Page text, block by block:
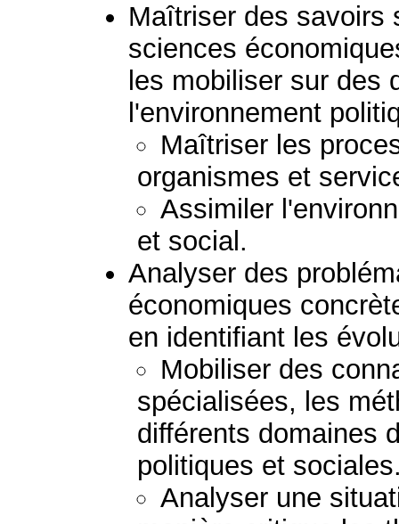
Maîtriser des savoirs
sciences
les mobiliser sur des
l'environnement
Maîtriser les
organismes et
Assimiler
et social.
Analyser des
économiques
en identifiant les
Mobiliser des
spécialisées, les
différents domaines
politiques et
Analyser une